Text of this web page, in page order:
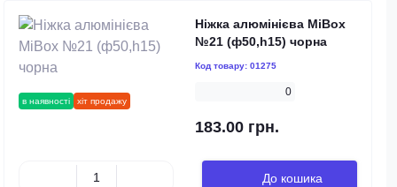
в наявності хіт продажу
Ніжка алюмінієва MiBox
№21 (ф50,h15) чорна
Код товару: 01275
0
183.00 грн.
До кошика